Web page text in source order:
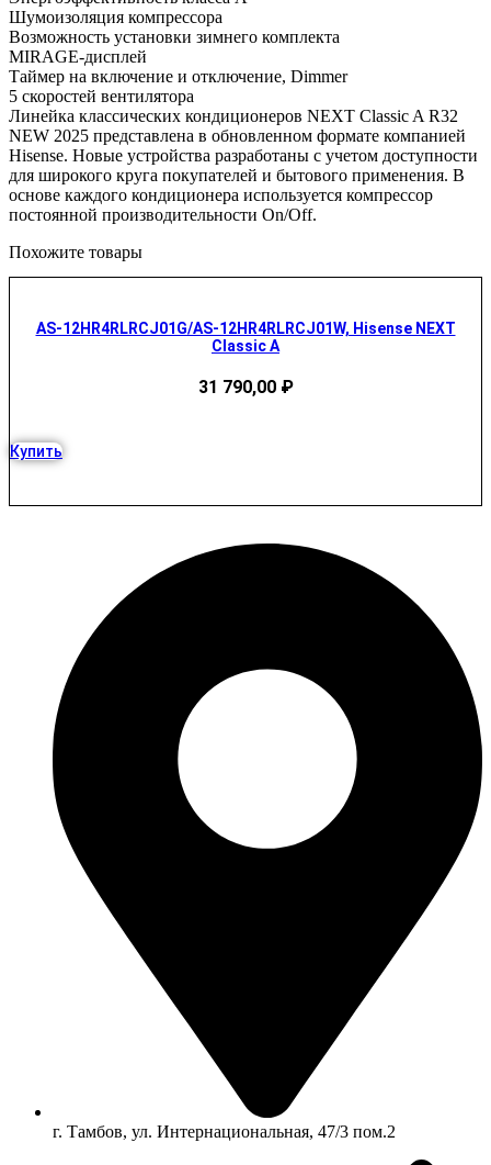
Шумоизоляция компрессора
Возможность установки зимнего комплекта
MIRAGE-дисплей
Таймер на включение и отключение, Dimmer
5 скоростей вентилятора
Линейка классических кондиционеров NEXT Classic A R32
NEW 2025 представлена в обновленном формате компанией
Hisense. Новые устройства разработаны с учетом доступности
для широкого круга покупателей и бытового применения. В
основе каждого кондиционера используется компрессор
постоянной производительности On/Off.
Похожите товары
AS-12HR4RLRCJ01G/AS-12HR4RLRCJ01W, Hisense NEXT
Classic A
31 790,00 ₽
Купить
г. Тамбов, ул. Интернациональная, 47/3 пом.2